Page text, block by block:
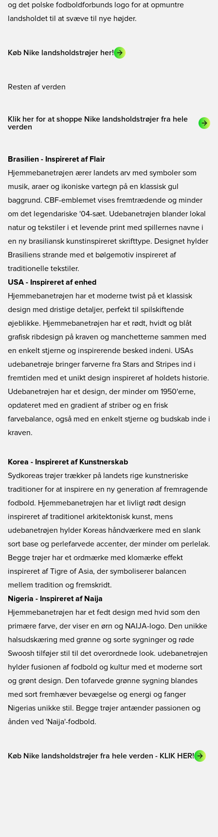
og det polske fodboldforbunds logo for at opmuntre
landsholdet til at svæve til nye højder.
Køb Nike landsholdstrøjer her!
Resten af verden
Klik her for at shoppe Nike landsholdstrøjer fra hele
verden
Brasilien - Inspireret af Flair
Hjemmebanetrøjen ærer landets arv med symboler som
musik, araer og ikoniske vartegn på en klassisk gul
baggrund. CBF-emblemet vises fremtrædende og minder
om det legendariske '04-sæt. Udebanetrøjen blander lokal
natur og tekstiler i et levende print med spillernes navne i
en ny brasiliansk kunstinspireret skrifttype. Designet hylder
Brasiliens strande med et bølgemotiv inspireret af
traditionelle tekstiler.
USA - Inspireret af enhed
Hjemmebanetrøjen har et moderne twist på et klassisk
design med dristige detaljer, perfekt til spilskiftende
øjeblikke. Hjemmebanetrøjen har et rødt, hvidt og blåt
grafisk ribdesign på kraven og manchetterne sammen med
en enkelt stjerne og inspirerende besked indeni. USAs
udebanetrøje bringer farverne fra Stars and Stripes ind i
fremtiden med et unikt design inspireret af holdets historie.
Udebanetrøjen har et design, der minder om 1950'erne,
opdateret med en gradient af striber og en frisk
farvebalance, også med en enkelt stjerne og budskab inde i
kraven.
Korea - Inspireret af Kunstnerskab
Sydkoreas trøjer trækker på landets rige kunstneriske
traditioner for at inspirere en ny generation af fremragende
fodbold. Hjemmebanetrøjen har et livligt rødt design
inspireret af traditionel arkitektonisk kunst, mens
udebanetrøjen hylder Koreas håndværkere med en slank
sort base og perlefarvede accenter, der minder om perlelak.
Begge trøjer har et ordmærke med klomærke effekt
inspireret af Tigre of Asia, der symboliserer balancen
mellem tradition og fremskridt.
Nigeria - Inspireret af Naija
Hjemmebanetrøjen har et fedt design med hvid som den
primære farve, der viser en ørn og NAIJA-logo. Den unikke
halsudskæring med grønne og sorte sygninger og røde
Swoosh tilføjer stil til det overordnede look. udebanetrøjen
hylder fusionen af fodbold og kultur med et moderne sort
og grønt design. Den tofarvede grønne sygning blandes
med sort fremhæver bevægelse og energi og fanger
Nigerias unikke stil. Begge trøjer antænder passionen og
ånden ved 'Naija'-fodbold.
Køb Nike landsholdstrøjer fra hele verden - KLIK HER!